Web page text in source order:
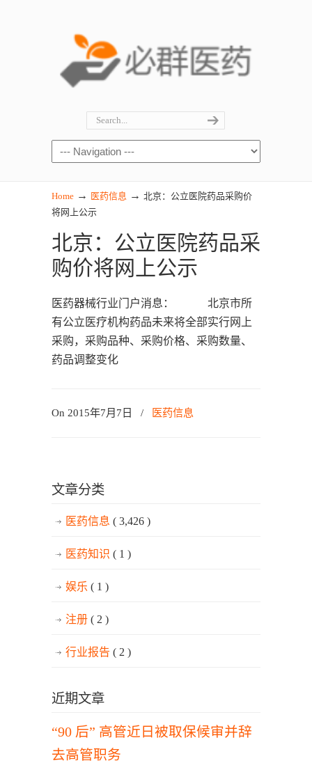
Home → 医药信息 → 北京：公立医院药品采购价
将网上公示
北京：公立医院药品采
购价将网上公示
医药器械行业门户消息： 北京市所
有公立医疗机构药品未来将全部实行网上
采购，采购品种、采购价格、采购数量、
药品调整变化
On 2015年7月7日 / 医药信息
文章分类
医药信息 ( 3,426 )
医药知识 ( 1 )
娱乐 ( 1 )
注册 ( 2 )
行业报告 ( 2 )
近期文章
“90 后” 高管近日被取保候审并辞
去高管职务